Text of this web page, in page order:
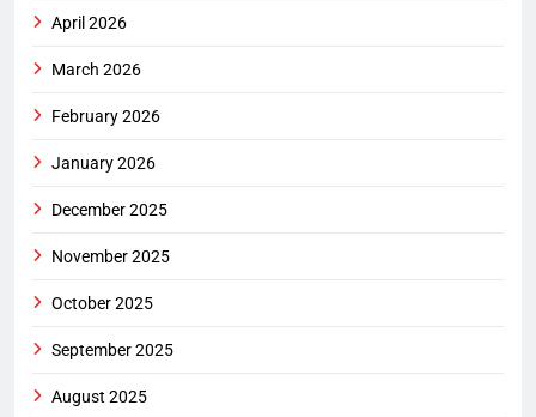
April 2026
March 2026
February 2026
January 2026
December 2025
November 2025
October 2025
September 2025
August 2025